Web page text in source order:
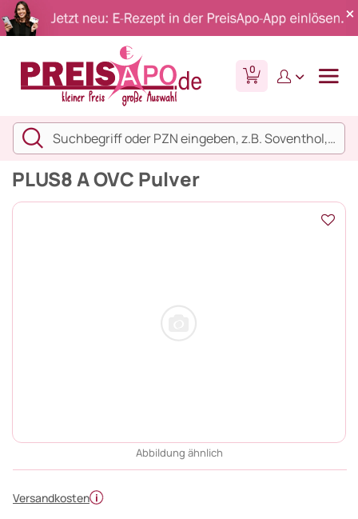
0
PLUS8 A OVC Pulver
Abbildung ähnlich
Versandkosten